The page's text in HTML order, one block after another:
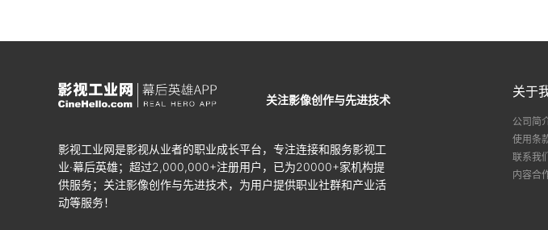
关注影像创作与先进技术
影视工业网是影视从业者的职业成长平台，专注连接和服务影视工
业·幕后英雄；超过2,000,000+注册用户，已为20000+家机构提
供服务；关注影像创作与先进技术，为用户提供职业社群和产业活
动等服务！
关于
公司简
使用条
联系我们
内容合